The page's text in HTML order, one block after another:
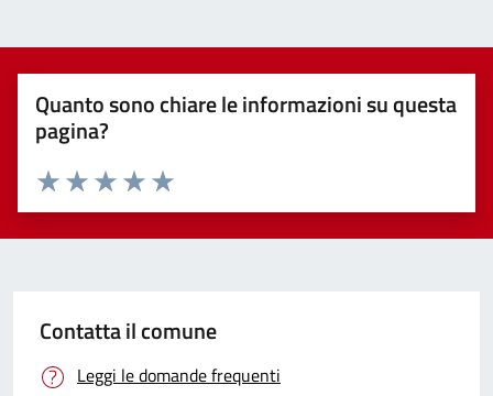
Quanto sono chiare le informazioni su questa
pagina?
Valuta 5 stelle su 5
Valuta 4 stelle su 5
Valuta 3 stelle su 5
Valuta 2 stelle su 5
Valuta 1 stelle su 5
Contatta il comune
Leggi le domande frequenti